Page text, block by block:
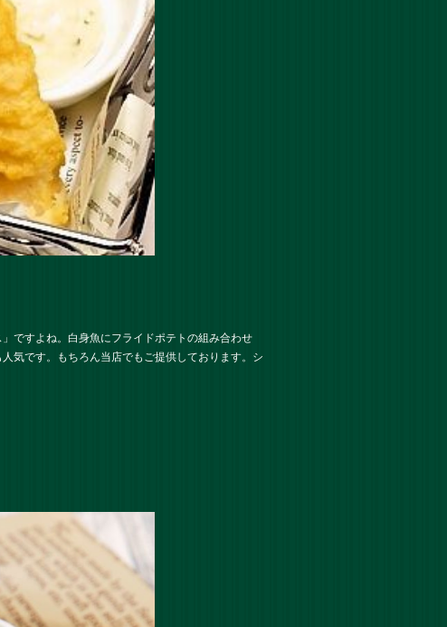
ですよね。白身魚にフライドポテトの組み合わせ
気です。もちろん当店でもご提供しております。シ